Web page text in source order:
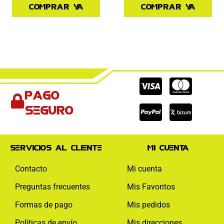
Comprar ya Comprar ya
Pago
seguro
Cc-
visa
Cc-
Cc-
paypal
Servicios al cliente
Contacto
Preguntas frecuentes
Formas de pago
Mi cuenta
Mi cuenta
Mis Favoritos
Mis pedidos